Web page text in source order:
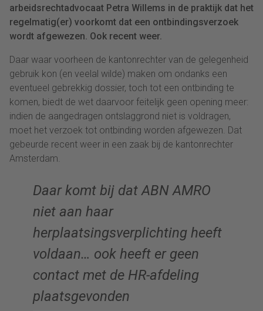
arbeidsrechtadvocaat Petra Willems in de praktijk dat het
regelmatig(er) voorkomt dat een ontbindingsverzoek
wordt afgewezen. Ook recent weer.
Daar waar voorheen de kantonrechter van de gelegenheid
gebruik kon (en veelal wilde) maken om ondanks een
eventueel gebrekkig dossier, toch tot een ontbinding te
komen, biedt de wet daarvoor feitelijk geen opening meer:
indien de aangedragen ontslaggrond niet is voldragen,
moet het verzoek tot ontbinding worden afgewezen. Dat
gebeurde recent weer in een zaak bij de kantonrechter
Amsterdam.
Daar komt bij dat ABN AMRO
niet aan haar
herplaatsingsverplichting heeft
voldaan… ook heeft er geen
contact met de HR-afdeling
plaatsgevonden